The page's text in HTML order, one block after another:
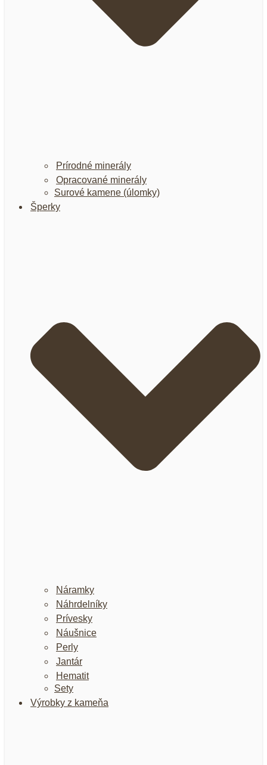
Prírodné minerály
Opracované minerály
Surové kamene (úlomky)
Šperky
Náramky
Náhrdelníky
Prívesky
Náušnice
Perly
Jantár
Hematit
Sety
Výrobky z kameňa